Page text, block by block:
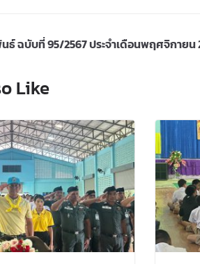
ธ์ ฉบับที่ 95/2567 ประจำเดือนพฤศจิกายน
Like